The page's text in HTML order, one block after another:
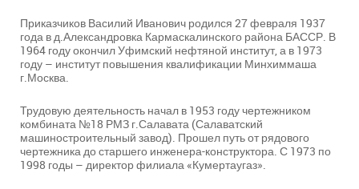
Приказчиков Василий Иванович родился 27 февраля 1937
года в д.Александровка Кармаскалинского района БАССР. В
1964 году окончил Уфимский нефтяной институт, а в 1973
году – институт повышения квалификации Минхиммаша
г.Москва.
Трудовую деятельность начал в 1953 году чертежником
комбината №18 РМЗ г.Салавата (Салаватский
машиностроительный завод). Прошел путь от рядового
чертежника до старшего инженера-конструктора. С 1973 по
1998 годы – директор филиала «Кумертаугаз».